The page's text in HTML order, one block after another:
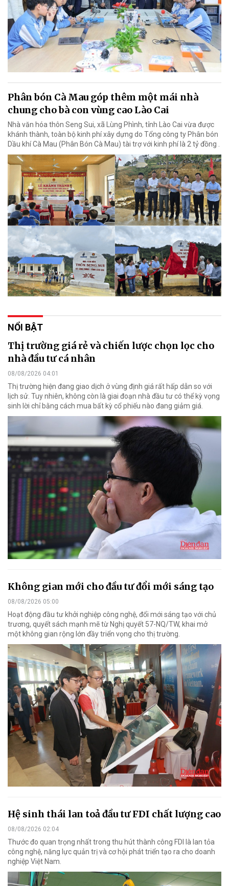
Phân bón Cà Mau góp thêm một mái nhà
chung cho bà con vùng cao Lào Cai
Nhà văn hóa thôn Seng Sui, xã Lùng Phình, tỉnh Lào Cai vừa được
khánh thành, toàn bộ kinh phí xây dựng do Tổng công ty Phân bón
Dầu khí Cà Mau (Phân Bón Cà Mau) tài trợ với kinh phí là 2 tỷ đồng .
NỔI BẬT
Thị trường giá rẻ và chiến lược chọn lọc cho
nhà đầu tư cá nhân
08/08/2026 04:01
Thị trường hiện đang giao dịch ở vùng định giá rất hấp dẫn so với
lịch sử. Tuy nhiên, không còn là giai đoạn nhà đầu tư có thể kỳ vọng
sinh lời chỉ bằng cách mua bất kỳ cổ phiếu nào đang giảm giá.
Không gian mới cho đầu tư đổi mới sáng tạo
08/08/2026 05:00
Hoạt động đầu tư khởi nghiệp công nghệ, đổi mới sáng tạo với chủ
trương, quyết sách mạnh mẽ từ Nghị quyết 57-NQ/TW, khai mở
một không gian rộng lớn đầy triển vọng cho thị trường.
Hệ sinh thái lan toả đầu tư FDI chất lượng cao
08/08/2026 02:04
Thước đo quan trọng nhất trong thu hút thành công FDI là lan tỏa
công nghệ, năng lực quản trị và cơ hội phát triển tạo ra cho doanh
nghiệp Việt Nam.